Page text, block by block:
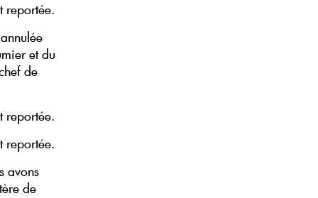
reportée.
et du
de
reportée.
reportée.
avons
de